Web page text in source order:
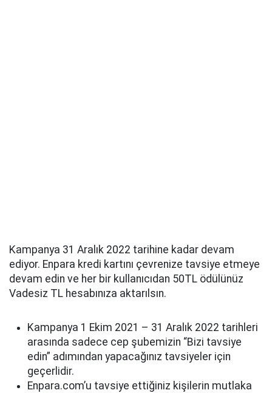
Kampanya 31 Aralık 2022 tarihine kadar devam
ediyor. Enpara kredi kartını çevrenize tavsiye etmeye
devam edin ve her bir kullanıcıdan 50TL ödülünüz
Vadesiz TL hesabınıza aktarılsın.
Kampanya 1 Ekim 2021 – 31 Aralık 2022 tarihleri
arasında sadece cep şubemizin “Bizi tavsiye
edin” adımından yapacağınız tavsiyeler için
geçerlidir.
Enpara.com’u tavsiye ettiğiniz kişilerin mutlaka